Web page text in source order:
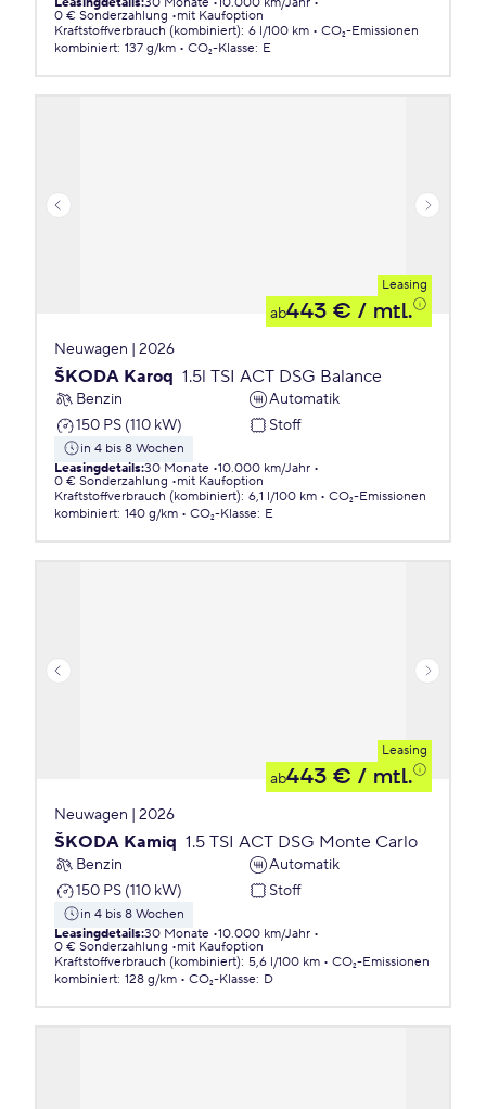
0 € Sonderzahlung
mit Kaufoption
Kraftstoffverbrauch (kombiniert): 6 l/100 km
CO₂-Emissionen
kombiniert: 137 g/km CO₂-Klasse: E
Leasing
ab443 € / mtl.
Neuwagen | 2026
ŠKODA Karoq 1.5l TSI ACT DSG Balance
Benzin
Automatik
150 PS (110 kW)
Stoff
in 4 bis 8 Wochen
Leasingdetails:30 Monate 10.000 km/Jahr
0 € Sonderzahlung
mit Kaufoption
Kraftstoffverbrauch (kombiniert): 6,1 l/100 km
CO₂-Emissionen
kombiniert: 140 g/km CO₂-Klasse: E
Leasing
ab443 € / mtl.
Neuwagen | 2026
ŠKODA Kamiq 1.5 TSI ACT DSG Monte Carlo
Benzin
Automatik
150 PS (110 kW)
Stoff
in 4 bis 8 Wochen
Leasingdetails:30 Monate 10.000 km/Jahr
0 € Sonderzahlung
mit Kaufoption
Kraftstoffverbrauch (kombiniert): 5,6 l/100 km
CO₂-Emissionen
kombiniert: 128 g/km CO₂-Klasse: D